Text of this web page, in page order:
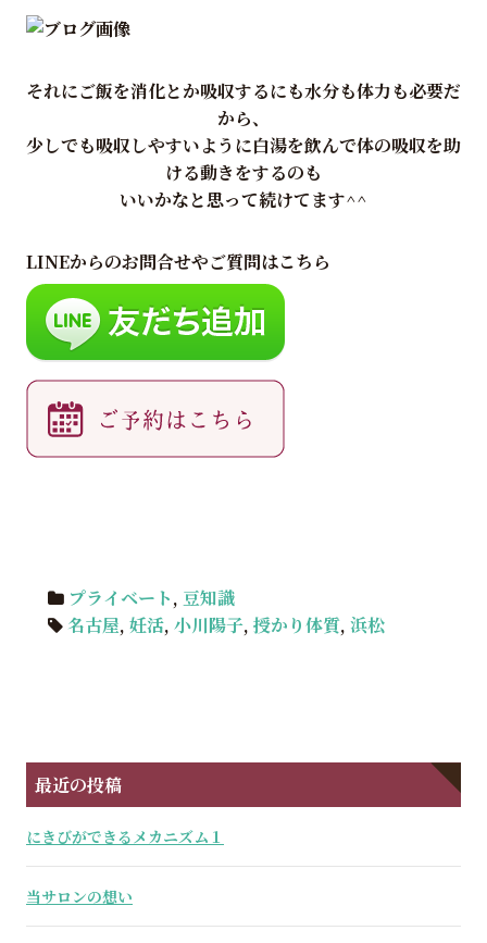
それにご飯を消化とか吸収するにも水分も体力も必要だ
から、
少しでも吸収しやすいように白湯を飲んで体の吸収を助
ける動きをするのも
いいかなと思って続けてます^^
LINEからのお問合せやご質問はこちら
プライベート, 豆知識
名古屋, 妊活, 小川陽子, 授かり体質, 浜松
最近の投稿
にきびができるメカニズム１
当サロンの想い